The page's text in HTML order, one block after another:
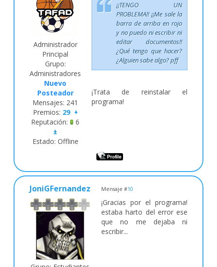
Administrador
Principal
Grupo:
Administradores
Nuevo
Posteador
Mensajes: 241
Premios: 29 +
Reputación: 6
±
Estado: Offline
¡¡TENGO UN
PROBLEMA!! ¡¡Me sale la
barra de arriba en rojo
y no puedo ni escribir ni
editar documentos!!
¿Qué tengo que hacer?
¿Alguien sabe algo? pff
¡Trata de reinstalar el
programa!
JoniGFernandez Mensaje #10
¡Gracias por el programa!
estaba harto del error ese
que no me dejaba ni
escribir...